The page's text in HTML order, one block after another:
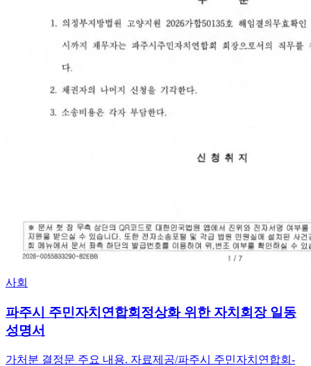
사회
파주시 주민자치연합회정상화 위한 자치회장 일동
성명서
가처분 결정문 주요 내용. 자료제공/파주시 주민자치연합회-